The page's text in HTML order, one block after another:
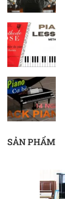
SẢN PHẨM